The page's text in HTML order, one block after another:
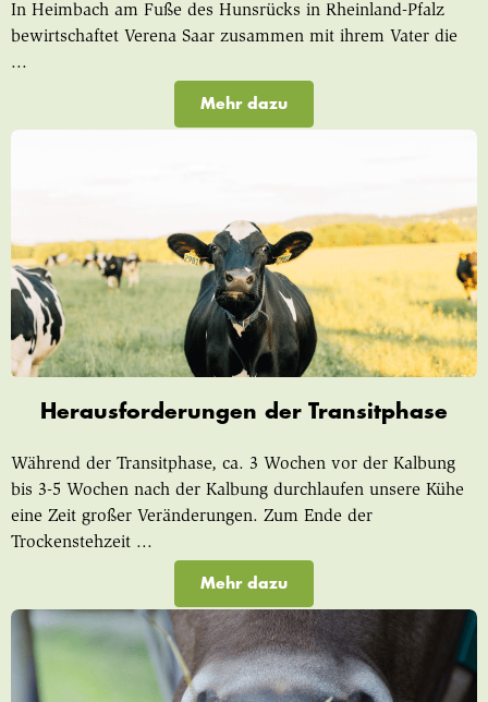
In Heimbach am Fuße des Hunsrücks in Rheinland-Pfalz
bewirtschaftet Verena Saar zusammen mit ihrem Vater die
...
Mehr dazu
Herausforderungen der Transitphase
Während der Transitphase, ca. 3 Wochen vor der Kalbung
bis 3-5 Wochen nach der Kalbung durchlaufen unsere Kühe
eine Zeit großer Veränderungen. Zum Ende der
Trockenstehzeit ...
Mehr dazu